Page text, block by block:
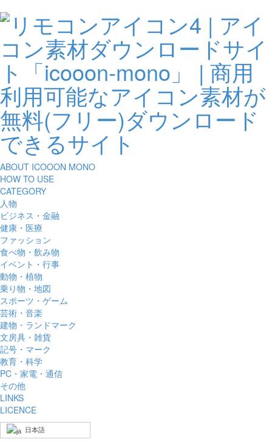
ABOUT ICOOON MONO
HOW TO USE
CATEGORY
人物
ビジネス・金融
健康・医療
ファッション
食べ物・飲み物
イベント・行事
動物・植物
乗り物・地図
スポーツ・ゲーム
芸術・音楽
建物・ランドマーク
文房具・雑貨
記号・マーク
教育・科学
PC・家電・通信
その他
LINKS
LICENCE
日本語